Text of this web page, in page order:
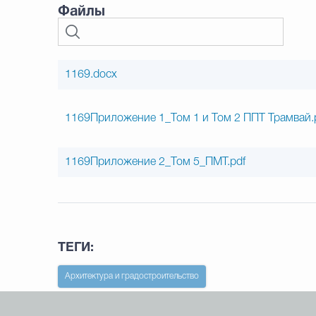
Файлы
1169.docx
1169Приложение 1_Том 1 и Том 2 ППТ
1169Приложение 2_Том 5_ПМТ.pdf
ТЕГИ:
Архитектура и градостроительство